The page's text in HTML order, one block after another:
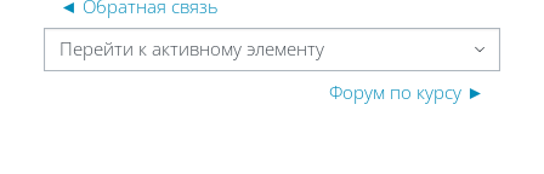
◄ Обратная связь
Перейти к активному элементу
Форум по курсу ►